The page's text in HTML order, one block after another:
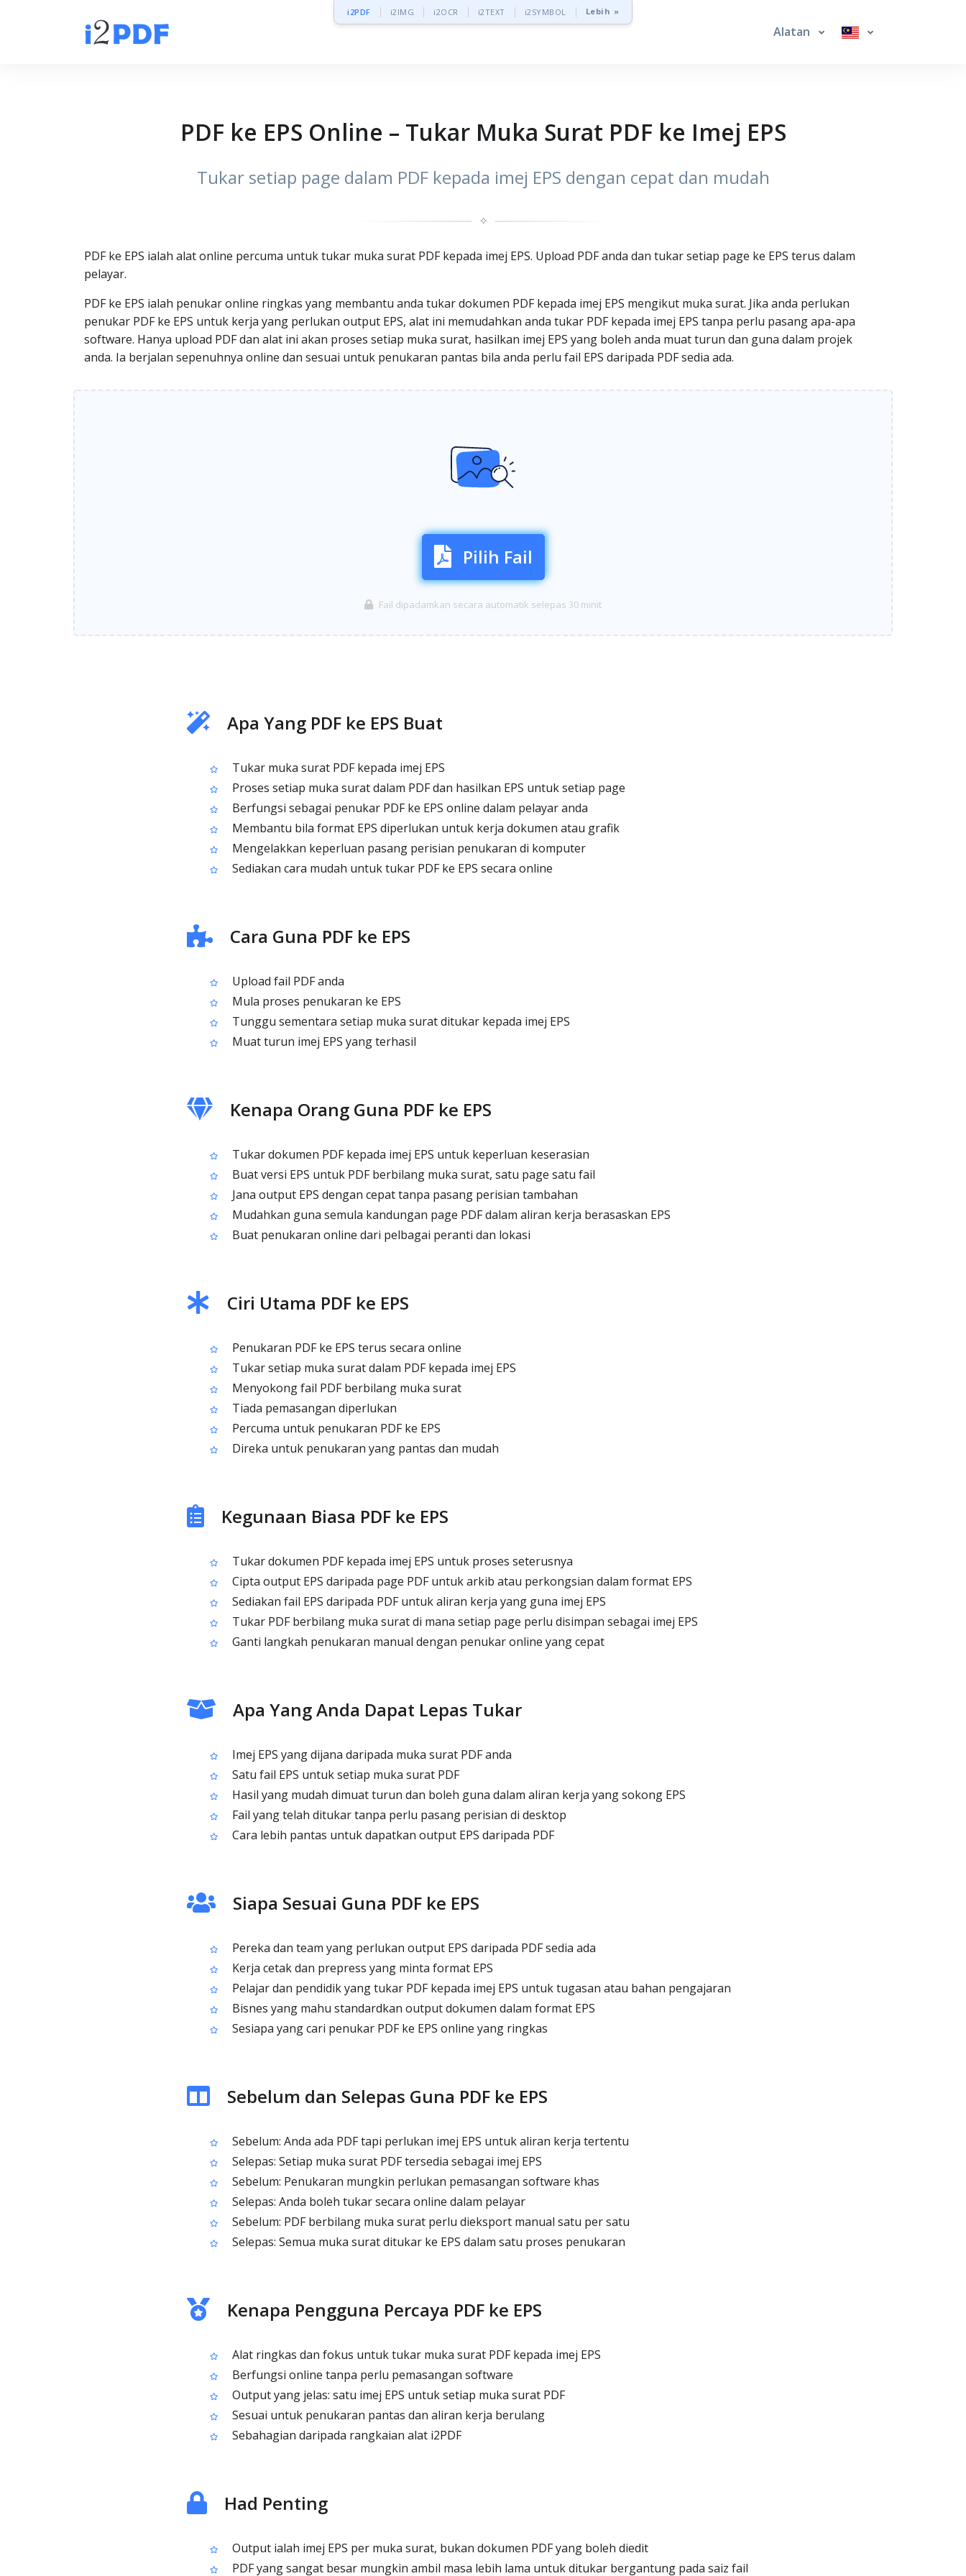
i2PDF i2IMG i2OCR i2TEXT i2SYMBOL Lebih »
Alatan
PDF ke EPS Online – Tukar Muka Surat PDF ke Imej EPS
Tukar setiap page dalam PDF kepada imej EPS dengan cepat dan mudah
✧
PDF ke EPS ialah alat online percuma untuk tukar muka surat PDF kepada imej EPS. Upload PDF anda dan tukar setiap page ke EPS terus dalam
pelayar.
PDF ke EPS ialah penukar online ringkas yang membantu anda tukar dokumen PDF kepada imej EPS mengikut muka surat. Jika anda perlukan
penukar PDF ke EPS untuk kerja yang perlukan output EPS, alat ini memudahkan anda tukar PDF kepada imej EPS tanpa perlu pasang apa-apa
software. Hanya upload PDF dan alat ini akan proses setiap muka surat, hasilkan imej EPS yang boleh anda muat turun dan guna dalam projek
anda. Ia berjalan sepenuhnya online dan sesuai untuk penukaran pantas bila anda perlu fail EPS daripada PDF sedia ada.
Pilih Fail
Fail dipadamkan secara automatik selepas 30 minit
Apa Yang PDF ke EPS Buat
Tukar muka surat PDF kepada imej EPS
Proses setiap muka surat dalam PDF dan hasilkan EPS untuk setiap page
Berfungsi sebagai penukar PDF ke EPS online dalam pelayar anda
Membantu bila format EPS diperlukan untuk kerja dokumen atau grafik
Mengelakkan keperluan pasang perisian penukaran di komputer
Sediakan cara mudah untuk tukar PDF ke EPS secara online
Cara Guna PDF ke EPS
Upload fail PDF anda
Mula proses penukaran ke EPS
Tunggu sementara setiap muka surat ditukar kepada imej EPS
Muat turun imej EPS yang terhasil
Kenapa Orang Guna PDF ke EPS
Tukar dokumen PDF kepada imej EPS untuk keperluan keserasian
Buat versi EPS untuk PDF berbilang muka surat, satu page satu fail
Jana output EPS dengan cepat tanpa pasang perisian tambahan
Mudahkan guna semula kandungan page PDF dalam aliran kerja berasaskan EPS
Buat penukaran online dari pelbagai peranti dan lokasi
Ciri Utama PDF ke EPS
Penukaran PDF ke EPS terus secara online
Tukar setiap muka surat dalam PDF kepada imej EPS
Menyokong fail PDF berbilang muka surat
Tiada pemasangan diperlukan
Percuma untuk penukaran PDF ke EPS
Direka untuk penukaran yang pantas dan mudah
Kegunaan Biasa PDF ke EPS
Tukar dokumen PDF kepada imej EPS untuk proses seterusnya
Cipta output EPS daripada page PDF untuk arkib atau perkongsian dalam format EPS
Sediakan fail EPS daripada PDF untuk aliran kerja yang guna imej EPS
Tukar PDF berbilang muka surat di mana setiap page perlu disimpan sebagai imej EPS
Ganti langkah penukaran manual dengan penukar online yang cepat
Apa Yang Anda Dapat Lepas Tukar
Imej EPS yang dijana daripada muka surat PDF anda
Satu fail EPS untuk setiap muka surat PDF
Hasil yang mudah dimuat turun dan boleh guna dalam aliran kerja yang sokong EPS
Fail yang telah ditukar tanpa perlu pasang perisian di desktop
Cara lebih pantas untuk dapatkan output EPS daripada PDF
Siapa Sesuai Guna PDF ke EPS
Pereka dan team yang perlukan output EPS daripada PDF sedia ada
Kerja cetak dan prepress yang minta format EPS
Pelajar dan pendidik yang tukar PDF kepada imej EPS untuk tugasan atau bahan pengajaran
Bisnes yang mahu standardkan output dokumen dalam format EPS
Sesiapa yang cari penukar PDF ke EPS online yang ringkas
Sebelum dan Selepas Guna PDF ke EPS
Sebelum: Anda ada PDF tapi perlukan imej EPS untuk aliran kerja tertentu
Selepas: Setiap muka surat PDF tersedia sebagai imej EPS
Sebelum: Penukaran mungkin perlukan pemasangan software khas
Selepas: Anda boleh tukar secara online dalam pelayar
Sebelum: PDF berbilang muka surat perlu dieksport manual satu per satu
Selepas: Semua muka surat ditukar ke EPS dalam satu proses penukaran
Kenapa Pengguna Percaya PDF ke EPS
Alat ringkas dan fokus untuk tukar muka surat PDF kepada imej EPS
Berfungsi online tanpa perlu pemasangan software
Output yang jelas: satu imej EPS untuk setiap muka surat PDF
Sesuai untuk penukaran pantas dan aliran kerja berulang
Sebahagian daripada rangkaian alat i2PDF
Had Penting
Output ialah imej EPS per muka surat, bukan dokumen PDF yang boleh diedit
PDF yang sangat besar mungkin ambil masa lebih lama untuk ditukar bergantung pada saiz fail